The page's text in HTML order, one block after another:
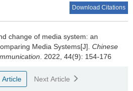
Download Citations
change of media system: an
Media Systems[J]. Chinese
. 2022, 44(9): 154-176
Article Next Article